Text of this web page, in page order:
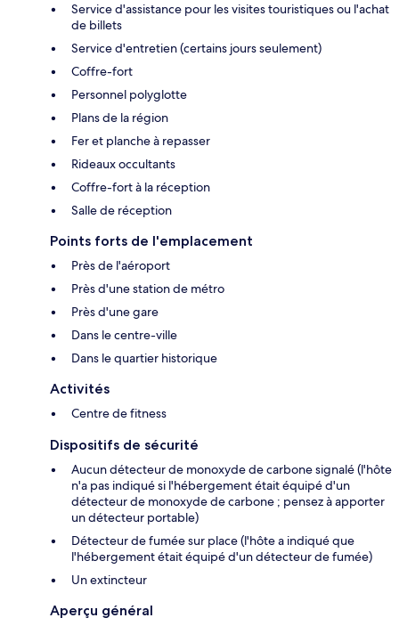
Service d'assistance pour les visites touristiques ou l'achat
de billets
Service d'entretien (certains jours seulement)
Coffre-fort
Personnel polyglotte
Plans de la région
Fer et planche à repasser
Rideaux occultants
Coffre-fort à la réception
Salle de réception
Points forts de l'emplacement
Près de l'aéroport
Près d'une station de métro
Près d'une gare
Dans le centre-ville
Dans le quartier historique
Activités
Centre de fitness
Dispositifs de sécurité
Aucun détecteur de monoxyde de carbone signalé (l'hôte
n'a pas indiqué si l'hébergement était équipé d'un
détecteur de monoxyde de carbone ; pensez à apporter
un détecteur portable)
Détecteur de fumée sur place (l'hôte a indiqué que
l'hébergement était équipé d'un détecteur de fumée)
Un extincteur
Aperçu général